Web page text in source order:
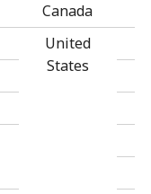
Canada
United
States